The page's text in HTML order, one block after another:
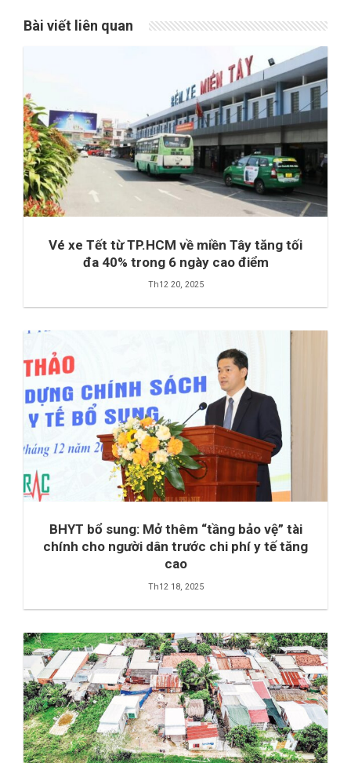
Bài viết liên quan
Vé xe Tết từ TP.HCM về miền Tây tăng tối
đa 40% trong 6 ngày cao điểm
Th12 20, 2025
BHYT bổ sung: Mở thêm “tầng bảo vệ” tài
chính cho người dân trước chi phí y tế tăng
cao
Th12 18, 2025